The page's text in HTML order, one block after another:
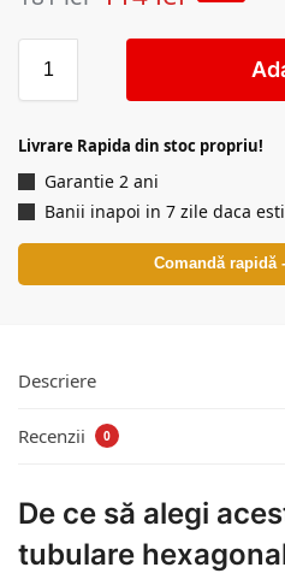
Livrare Rapida din stoc propriu!
Garantie 2 ani
Banii inapoi in 7 zile daca
Comandă rapidă
Descriere
Recenzii 0
De ce să alegi
tubulare